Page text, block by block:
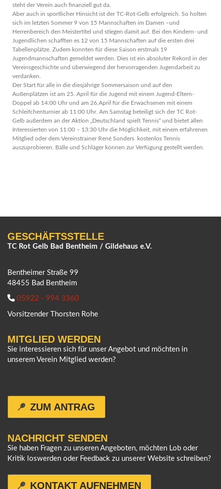
steht der Verein auch finanziell gut da.
Aber auch in sportlicher Hinsicht ist der TC-Rot-Gelb erfolgreich. So holten
sich im letzten Sommer 9 von 15 Mannschaften im Damen –und
Herrenbereich den Meistertitel und stiegen damit auf. Bei den Kindern- und
Jugendlichen schafften es 12 von 15 Mannschaften auf die ersten drei
Tabellenplätze. Zudem konnten für diese Saison erstmals 19
Jugendmannschaften gemeldet werden. Dies ist ein absoluter Rekord in der
Vereinsgeschichte und überwiegend der hervorragenden Jugendarbeit zu
verdanken.
Der Start für alle in die diesjährige Sommersaison und auf den
Außenplätzen ist am 25. April für die Jugend mit einem Jugend-Eltern-
Doppel ab 14:00 Uhr und am 26.April für die Erwachsenen mit einem
Schleifchenturnier ab 11:00 Uhr. Am Samstag beteiligt sich der TC Rot-
Gelb außerdem an der Aktion „Deutschland spielt Tennis“ und bietet allen
Interessierten von 11:00 – 13:30 Uhr die Möglichkeit, mit einem erfahrenen
Mitglied oder dem Vereinstrainer René Sonders kostenlos Tennis
auszuprobieren. Bälle und Schläger können zur Verfügung gestellt werden.
GESCHÄFTSSTELLE
TC Rot Gelb Bad Bentheim / Gildehaus e.V.
Bentheimer Straße 99
48455 Bad Bentheim
05922 - 994 3360
Vorsitzender Thorsten Rohe
MITGLIED WERDEN
Sie interessieren sich für unser Angebot und möchten in
unserem Verein Mitglied werden?
ZUM ANTRAG
NACHRICHT SENDEN
Sie haben Fragen zu unseren Angeboten, möchten Lob oder
Kritik loswerden oder Feedback zu unserer Website schreiben?
KONTAKT AUFNEHMEN